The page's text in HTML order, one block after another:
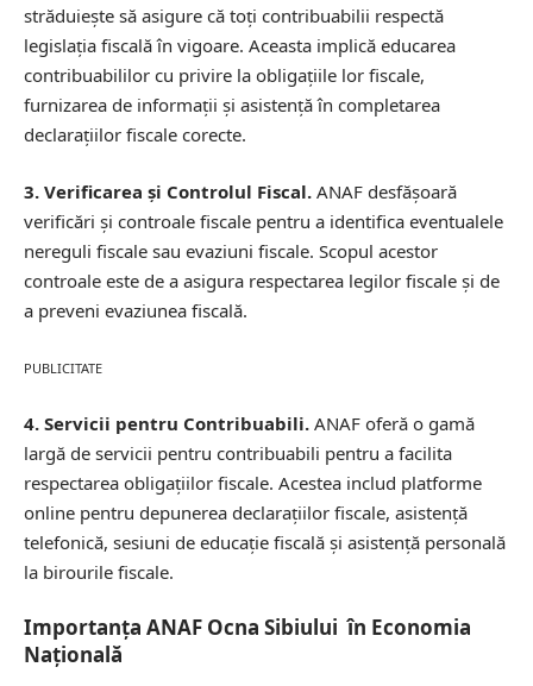
străduiește să asigure că toți contribuabilii respectă
legislația fiscală în vigoare. Aceasta implică educarea
contribuabililor cu privire la obligațiile lor fiscale,
furnizarea de informații și asistență în completarea
declarațiilor fiscale corecte.
3. Verificarea și Controlul Fiscal. ANAF desfășoară
verificări și controale fiscale pentru a identifica eventualele
nereguli fiscale sau evaziuni fiscale. Scopul acestor
controale este de a asigura respectarea legilor fiscale și de
a preveni evaziunea fiscală.
PUBLICITATE
4. Servicii pentru Contribuabili. ANAF oferă o gamă
largă de servicii pentru contribuabili pentru a facilita
respectarea obligațiilor fiscale. Acestea includ platforme
online pentru depunerea declarațiilor fiscale, asistență
telefonică, sesiuni de educație fiscală și asistență personală
la birourile fiscale.
Importanța ANAF Ocna Sibiului în Economia
Națională